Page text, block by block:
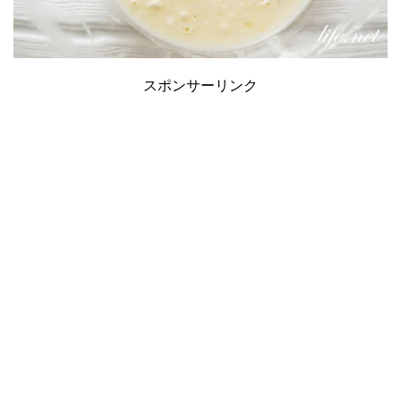
スポンサーリンク